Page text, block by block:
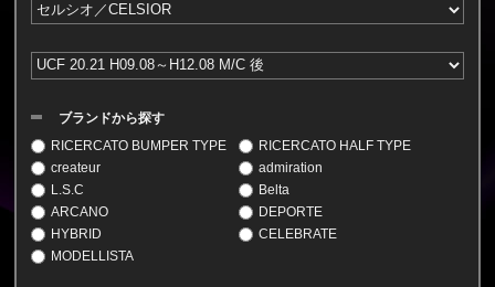
ブランドから探す
RICERCATO BUMPER TYPE
RICERCATO HALF TYPE
createur
admiration
L.S.C
Belta
ARCANO
DEPORTE
HYBRID
CELEBRATE
MODELLISTA